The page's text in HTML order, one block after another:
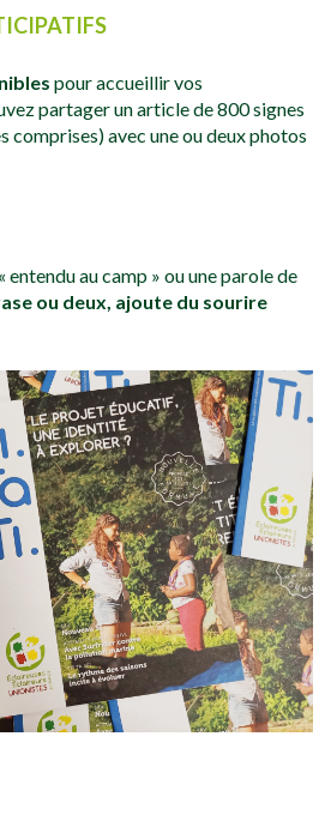
pour accueillir vos
partager un article de 800 signes
comprises) avec une ou deux photos
au camp » ou une parole de
ou deux, ajoute du sourire